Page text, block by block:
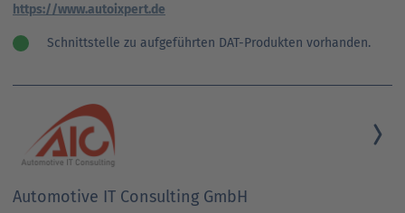
https://www.autoixpert.de
Schnittstelle zu aufgeführten DAT-Produkten vorhanden.
Automotive IT Consulting GmbH